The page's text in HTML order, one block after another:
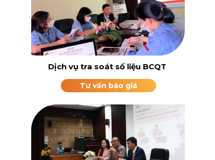
Dịch vụ tra soát số liệu BCQT
Tư vấn báo giá